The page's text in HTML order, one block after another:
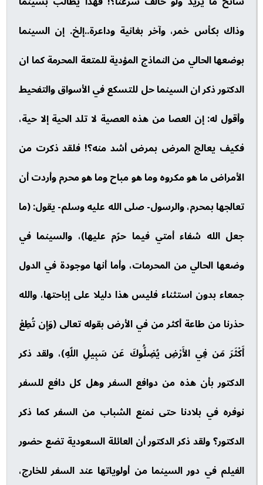
وذاك بكأس خمر، وآخر بغانية وداعرة..إلخ. إن السينما
بوضعها الحالي من النماذج المؤدية للمتعة المحرمة كما ان
الدكتور ذكر ان السينما حل للتسكع في الأسواق والتفحيط
وأقول له: إن العصا من هذه العصية لا تلد الحية إلا حية،
فكيف يعالج المرض بمرض أشد منه؟! فلقد ذكرت من
الأمراض ما هو مكروه وما هو مباح وما هو محرم وأردت أن
تعالجها بمحرم، والرسول- صلى الله عليه وسلم- يقول: (ما
جعل الله شفاء أمتي فيما حرّم عليها)، والسينما في
وضعها الحالي من المحرمات، وأما أنها موجودة في الدول
جمعاء بدون استثناء فليس هذا دليلا على إباحتها، والله
حذرنا من طاعة أكثر من في الأرض بقوله تعالى (وَإِن تُطِعْ
أَكْثَرَ مَن فِي الأَرْضِ يُضِلُّوكَ عَن سَبِيلِ اللّهِ)، ولقد ذكر
الدكتور بأن هذه من دوافع السفر وهل كل دافع للسفر
نوفره في بلادنا حتى نمنع الشباب من السفر كما ذكر
الدكتور؟ ولقد ذكر الدكتور أن العائلة السعودية تضع حضور
الفيلم في دور السينما من أولوياتها عند السفر للخارج،